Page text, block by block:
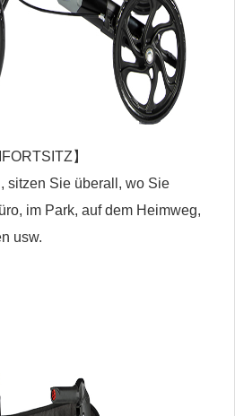
】
sitzen Sie überall, wo Sie
im Park, auf dem Heimweg,
usw.